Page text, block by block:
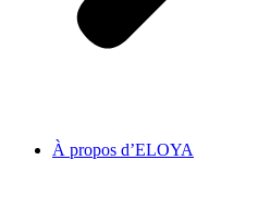
À propos d’ELOYA